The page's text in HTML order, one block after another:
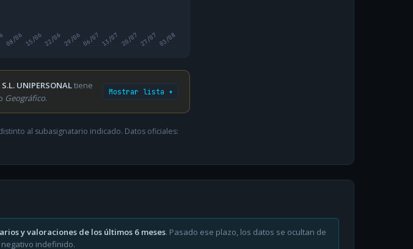
08/06 15/0622/06 29/0606/07 13/07 20/07 27/07 03/08
UNIPERSONALtiene
Geográfico.
Mostrar lista ▾
al subasignatario indicado. Datos oficiales:
y valoraciones de los últimos 6 meses. Pasado ese plazo, los datos se ocultan de
indefinido.